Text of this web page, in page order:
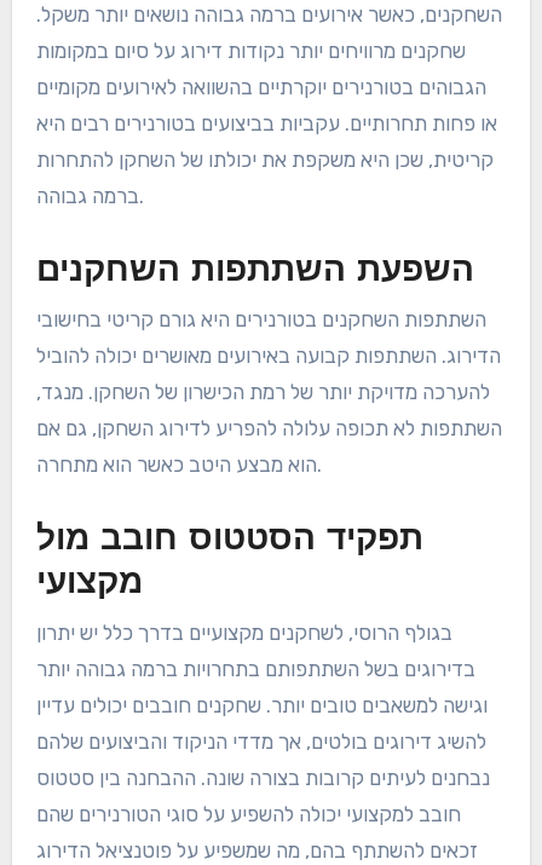
השחקנים, כאשר אירועים ברמה גבוהה נושאים יותר משקל.
שחקנים מרוויחים יותר נקודות דירוג על סיום במקומות
הגבוהים בטורנירים יוקרתיים בהשוואה לאירועים מקומיים
או פחות תחרותיים. עקביות בביצועים בטורנירים רבים היא
קריטית, שכן היא משקפת את יכולתו של השחקן להתחרות
ברמה גבוהה.
השפעת השתתפות השחקנים
השתתפות השחקנים בטורנירים היא גורם קריטי בחישובי
הדירוג. השתתפות קבועה באירועים מאושרים יכולה להוביל
להערכה מדויקת יותר של רמת הכישרון של השחקן. מנגד,
השתתפות לא תכופה עלולה להפריע לדירוג השחקן, גם אם
הוא מבצע היטב כאשר הוא מתחרה.
תפקיד הסטטוס חובב מול
מקצועי
בגולף הרוסי, לשחקנים מקצועיים בדרך כלל יש יתרון
בדירוגים בשל השתתפותם בתחרויות ברמה גבוהה יותר
וגישה למשאבים טובים יותר. שחקנים חובבים יכולים עדיין
להשיג דירוגים בולטים, אך מדדי הניקוד והביצועים שלהם
נבחנים לעיתים קרובות בצורה שונה. ההבחנה בין סטטוס
חובב למקצועי יכולה להשפיע על סוגי הטורנירים שהם
זכאים להשתתף בהם, מה שמשפיע על פוטנציאל הדירוג